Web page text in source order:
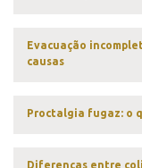
Evacuação
causas
Proctalgia fugaz: o
Diferenças entre